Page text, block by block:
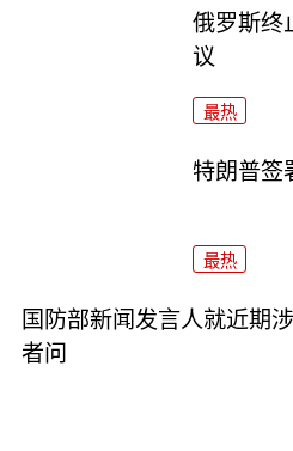
俄罗斯终
议
最热
特朗普签
最热
国防部新闻发言人就近期
者问